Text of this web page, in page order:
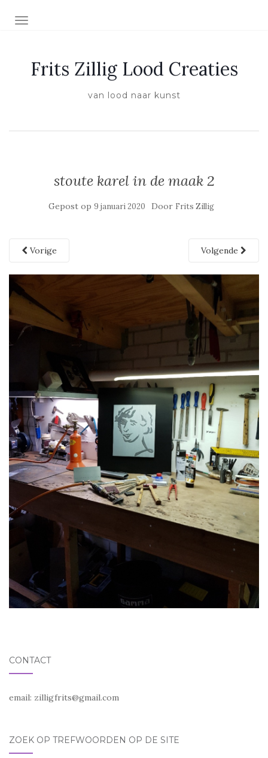
SCHAKEL NAVIGATIE
Frits Zillig Lood Creaties
van lood naar kunst
stoute karel in de maak 2
Gepost op 9 januari 2020 Door Frits Zillig
Vorige Volgende
CONTACT
email: zilligfrits@gmail.com
ZOEK OP TREFWOORDEN OP DE SITE